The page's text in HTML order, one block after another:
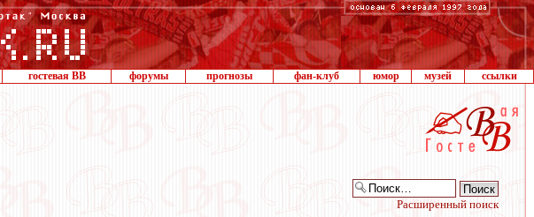
гостевая ВВ форумы прогнозы фан-клуб юмор музей ссылки
Расширенный поиск